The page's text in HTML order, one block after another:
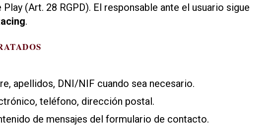
(Art. 28 RGPD). El responsable ante el usuario sigue
.
apellidos, DNI/NIF cuando sea necesario.
teléfono, dirección postal.
de mensajes del formulario de contacto.